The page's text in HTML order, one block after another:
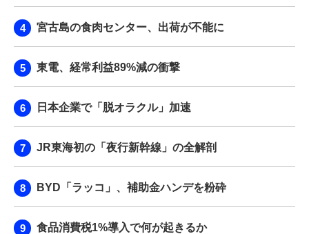
宮古島の食肉センター、出荷が不能に
東電、経常利益89%減の衝撃
日本企業で「脱オラクル」加速
JR東海初の「夜行新幹線」の全解剖
BYD「ラッコ」、補助金ハンデを粉砕
食品消費税1%導入で何が起きるか